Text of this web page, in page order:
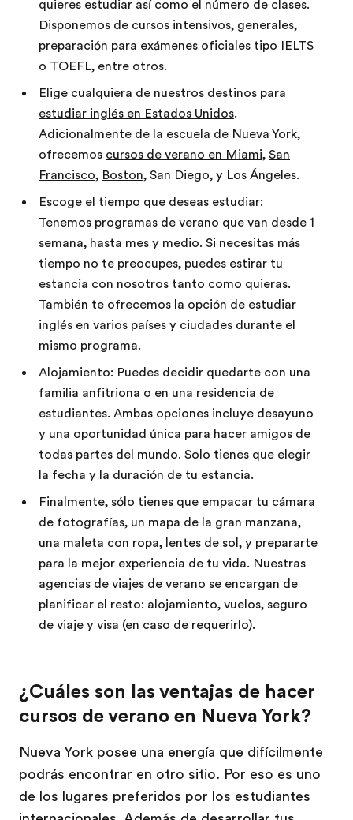
quieres estudiar así como el número de clases.
Disponemos de cursos intensivos, generales,
preparación para exámenes oficiales tipo IELTS
o TOEFL, entre otros.
Elige cualquiera de nuestros destinos para
estudiar inglés en Estados Unidos.
Adicionalmente de la escuela de Nueva York,
ofrecemos cursos de verano en Miami, San
Francisco, Boston, San Diego, y Los Ángeles.
Escoge el tiempo que deseas estudiar:
Tenemos programas de verano que van desde 1
semana, hasta mes y medio. Si necesitas más
tiempo no te preocupes, puedes estirar tu
estancia con nosotros tanto como quieras.
También te ofrecemos la opción de estudiar
inglés en varios países y ciudades durante el
mismo programa.
Alojamiento: Puedes decidir quedarte con una
familia anfitriona o en una residencia de
estudiantes. Ambas opciones incluye desayuno
y una oportunidad única para hacer amigos de
todas partes del mundo. Solo tienes que elegir
la fecha y la duración de tu estancia.
Finalmente, sólo tienes que empacar tu cámara
de fotografías, un mapa de la gran manzana,
una maleta con ropa, lentes de sol, y prepararte
para la mejor experiencia de tu vida. Nuestras
agencias de viajes de verano se encargan de
planificar el resto: alojamiento, vuelos, seguro
de viaje y visa (en caso de requerirlo).
¿Cuáles son las ventajas de hacer
cursos de verano en Nueva York?
Nueva York posee una energía que difícilmente
podrás encontrar en otro sitio. Por eso es uno
de los lugares preferidos por los estudiantes